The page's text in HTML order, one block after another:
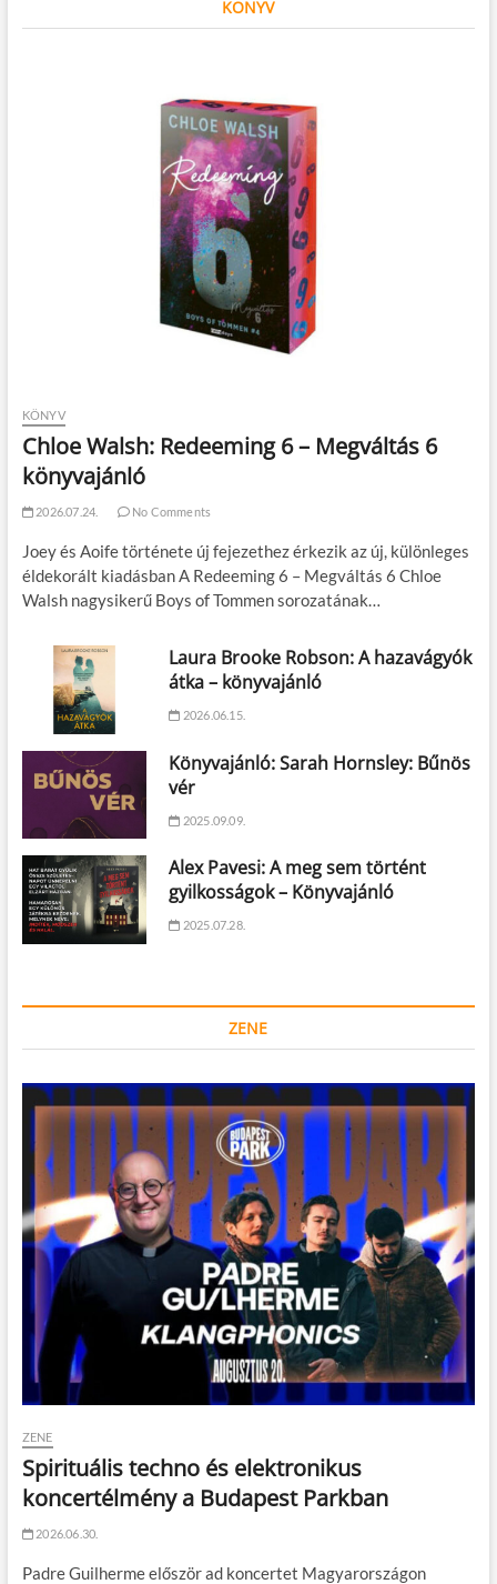
KÖNYV
KÖNYV
Chloe Walsh: Redeeming 6 – Megváltás 6
könyvajánló
2026.07.24. No Comments
Joey és Aoife története új fejezethez érkezik az új, különleges
éldekorált kiadásban A Redeeming 6 – Megváltás 6 Chloe
Walsh nagysikerű Boys of Tommen sorozatának…
Laura Brooke Robson: A hazavágyók
átka – könyvajánló
2026.06.15.
Könyvajánló: Sarah Hornsley: Bűnös
vér
2025.09.09.
Alex Pavesi: A meg sem történt
gyilkosságok – Könyvajánló
2025.07.28.
ZENE
ZENE
Spirituális techno és elektronikus
koncertélmény a Budapest Parkban
2026.06.30.
Padre Guilherme először ad koncertet Magyarországon